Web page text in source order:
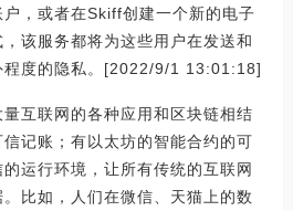
，或者在Skiff创建一个新的电子
该服务都将为这些用户在发送和
程度的隐私。[2022/9/1 13:01:18]
互联网的各种应用和区块链相结
记账；有以太坊的智能合约的可
运行环境，让所有传统的互联网
比如，人们在微信、天猫上的数